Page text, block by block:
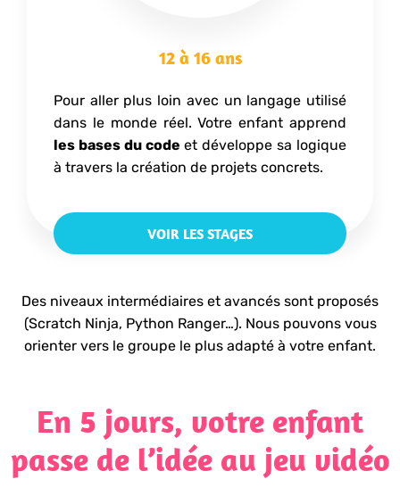
12 à 16 ans
Pour aller plus loin avec un langage utilisé
dans le monde réel. Votre enfant apprend
les bases du code et développe sa logique
à travers la création de projets concrets.
VOIR LES STAGES
Des niveaux intermédiaires et avancés sont proposés
(Scratch Ninja, Python Ranger…). Nous pouvons vous
orienter vers le groupe le plus adapté à votre enfant.
En 5 jours, votre enfant
passe de l’idée au jeu vidéo